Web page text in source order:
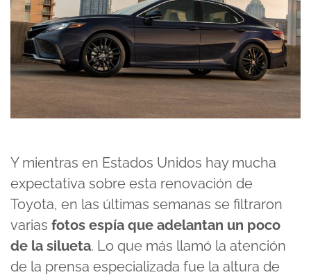
Y mientras en Estados Unidos hay mucha
expectativa sobre esta renovación de
Toyota, en las últimas semanas se filtraron
varias fotos espía que adelantan un poco
de la silueta. Lo que más llamó la atención
de la prensa especializada fue la altura de